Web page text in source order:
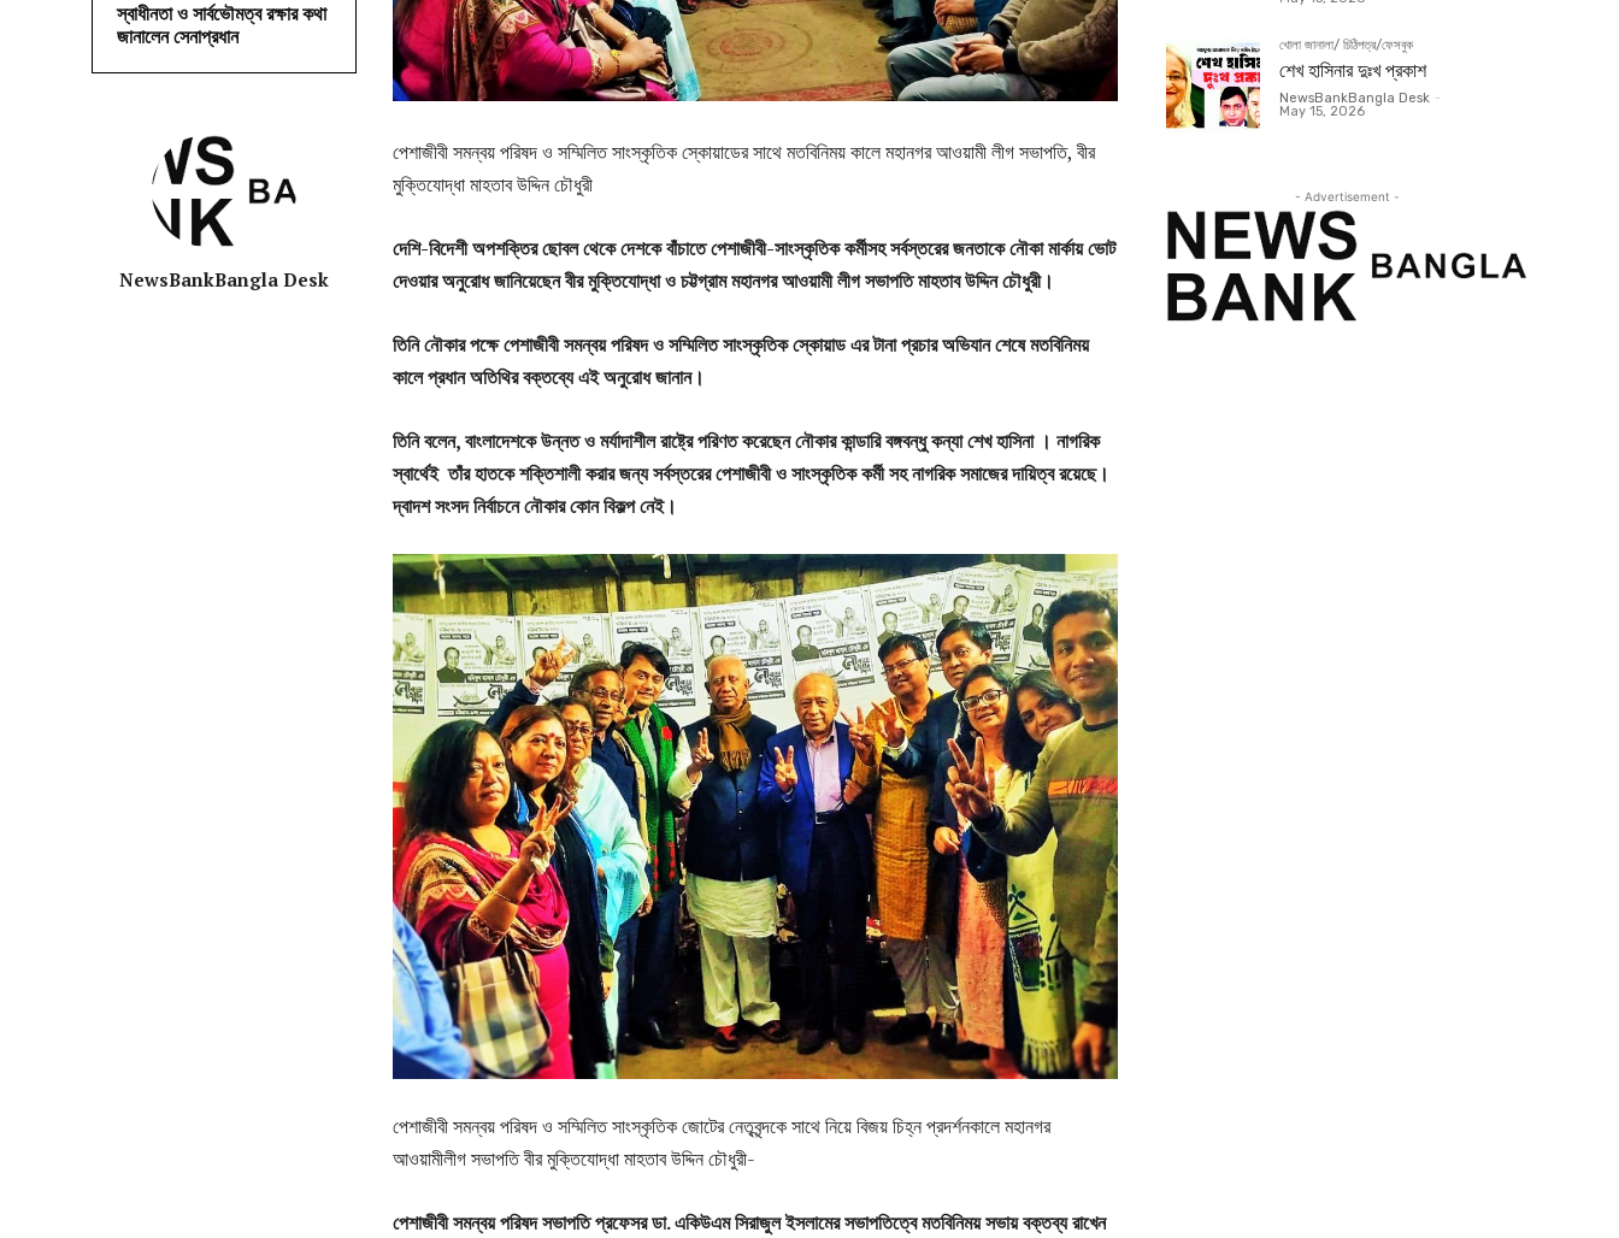
স্বাধীনতা ও সার্বভৌমত্ব রক্ষার কথা
জানালেন সেনাপ্রধান
NewsBankBangla Desk
পেশাজীবী সমন্বয় পরিষদ ও সম্মিলিত সাংস্কৃতিক স্কোয়াডের সাথে মতবিনিময় কালে মহানগর আওয়ামী লীগ সভাপতি, বীর
মুক্তিযোদ্ধা মাহতাব উদ্দিন চৌধুরী
দেশি-বিদেশী অপশক্তির ছোবল থেকে দেশকে বাঁচাতে পেশাজীবী-সাংস্কৃতিক কর্মীসহ সর্বস্তরের জনতাকে নৌকা মার্কায় ভোট
দেওয়ার অনুরোধ জানিয়েছেন বীর মুক্তিযোদ্ধা ও চট্টগ্রাম মহানগর আওয়ামী লীগ সভাপতি মাহতাব উদ্দিন চৌধুরী।
তিনি নৌকার পক্ষে পেশাজীবী সমন্বয় পরিষদ ও সম্মিলিত সাংস্কৃতিক স্কোয়াড এর টানা প্রচার অভিযান শেষে মতবিনিময়
কালে প্রধান অতিথির বক্তব্যে এই অনুরোধ জানান।
তিনি বলেন, বাংলাদেশকে উন্নত ও মর্যাদাশীল রাষ্ট্রে পরিণত করেছেন নৌকার কান্ডারি বঙ্গবন্ধু কন্যা শেখ হাসিনা । নাগরিক
স্বার্থেই তাঁর হাতকে শক্তিশালী করার জন্য সর্বস্তরের পেশাজীবী ও সাংস্কৃতিক কর্মী সহ নাগরিক সমাজের দায়িত্ব রয়েছে।‌
দ্বাদশ সংসদ নির্বাচনে নৌকার কোন বিকল্প নেই।
পেশাজীবী সমন্বয় পরিষদ ও সম্মিলিত সাংস্কৃতিক জোটের নেতৃবৃন্দকে সাথে নিয়ে বিজয় চিহ্ন প্রদর্শনকালে মহানগর
আওয়ামীলীগ সভাপতি বীর মুক্তিযোদ্ধা মাহতাব উদ্দিন চৌধুরী-
পেশাজীবী সমন্বয় পরিষদ সভাপতি প্রফেসর ডা. একিউএম সিরাজুল ইসলামের সভাপতিত্বে মতবিনিময় সভায় বক্তব্য রাখেন
খোলা জানালা/ চিঠিপত্র/ফেসবুক
শেখ হাসিনার দুঃখ প্রকাশ
NewsBankBangla Desk -
May 15, 2026
- Advertisement -